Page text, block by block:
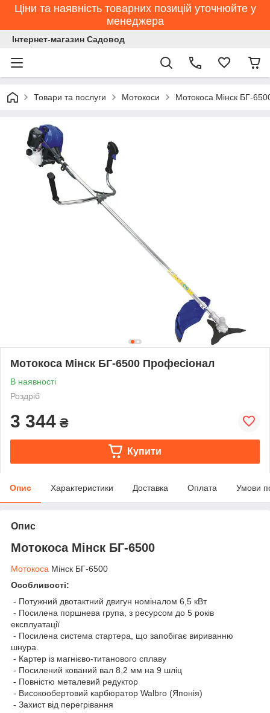
Ціни та наявність товарних позицій уточнюйте у
менеджера
Інтернет-магазин Садовод
Товари та послуги Мотокоси Мотокоса Мінск БГ-
Мотокоса Мінск БГ-6500 Професіонал
В наявності
Роздріб
3 344 ₴
Купити
Опис Характеристики Доставка Оплата Умови
Опис
Мотокоса Мінск БГ-6500
Мотокоса Мінск БГ-6500
Особливості:
- Потужний двотактний двигун номіналом 6,5 кВт
- Посилена поршнева група, з ресурсом до 5 років
експлуатації
- Посилена система стартера, що запобігає вириванню
шнура.
- Картер із магнієво-титанового сплаву
- Посилений кований вал 8,2 мм на 9 шліц
- Повністю металевий редуктор
- Високообертовий карбюратор Walbro (Японія)
- Захист від перегрівання